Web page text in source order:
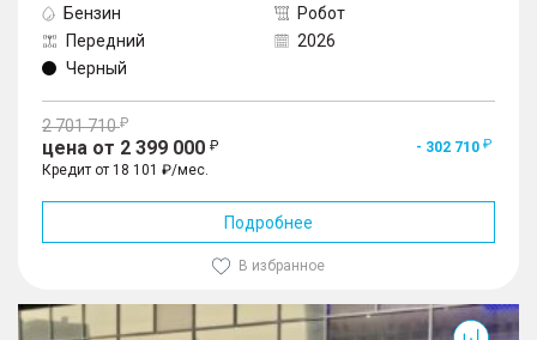
Бензин
Робот
Передний
2026
Черный
2 701 710
цена от 2 399 000
- 302 710
Кредит от 18 101 ₽/мес.
Подробнее
В избранное